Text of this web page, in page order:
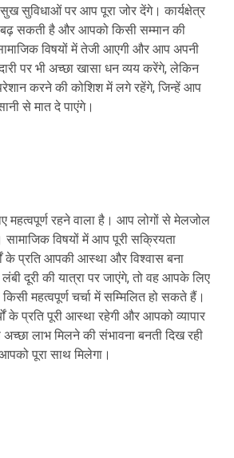
सुविधाओं पर आप पूरा जोर देंगे। कार्यक्षेत्र
बढ़ सकती है और आपको किसी सम्मान की
विषयों में तेजी आएगी और आप अपनी
पर भी अच्छा खासा धन व्यय करेंगे, लेकिन
करने की कोशिश में लगे रहेंगे, जिन्हें आप
से मात दे पाएंगे।
रहने वाला है। आप लोगों से मेलजोल
सामाजिक विषयों में आप पूरी सक्रियता
के प्रति आपकी आस्था और विश्वास बना
दूरी की यात्रा पर जाएंगे, तो वह आपके लिए
महत्वपूर्ण चर्चा में सम्मिलित हो सकते हैं।
के प्रति पूरी आस्था रहेगी और आपको व्यापार
लाभ मिलने की संभावना बनती दिख रही
पूरा साथ मिलेगा।